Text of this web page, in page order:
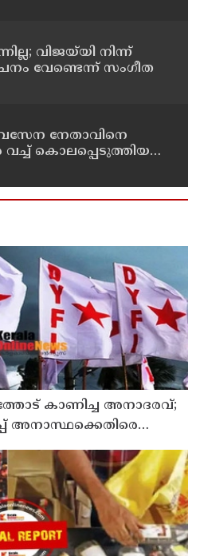
വിജയ്‍യി നിന്ന്
വേണ്ടെന്ന് സംഗീത
നേതാവിനെ
വച്ച് കൊലപ്പെടുത്തിയ
കാണിച്ച അനാദരവ്;
അനാസ്ഥക്കെതിരെ